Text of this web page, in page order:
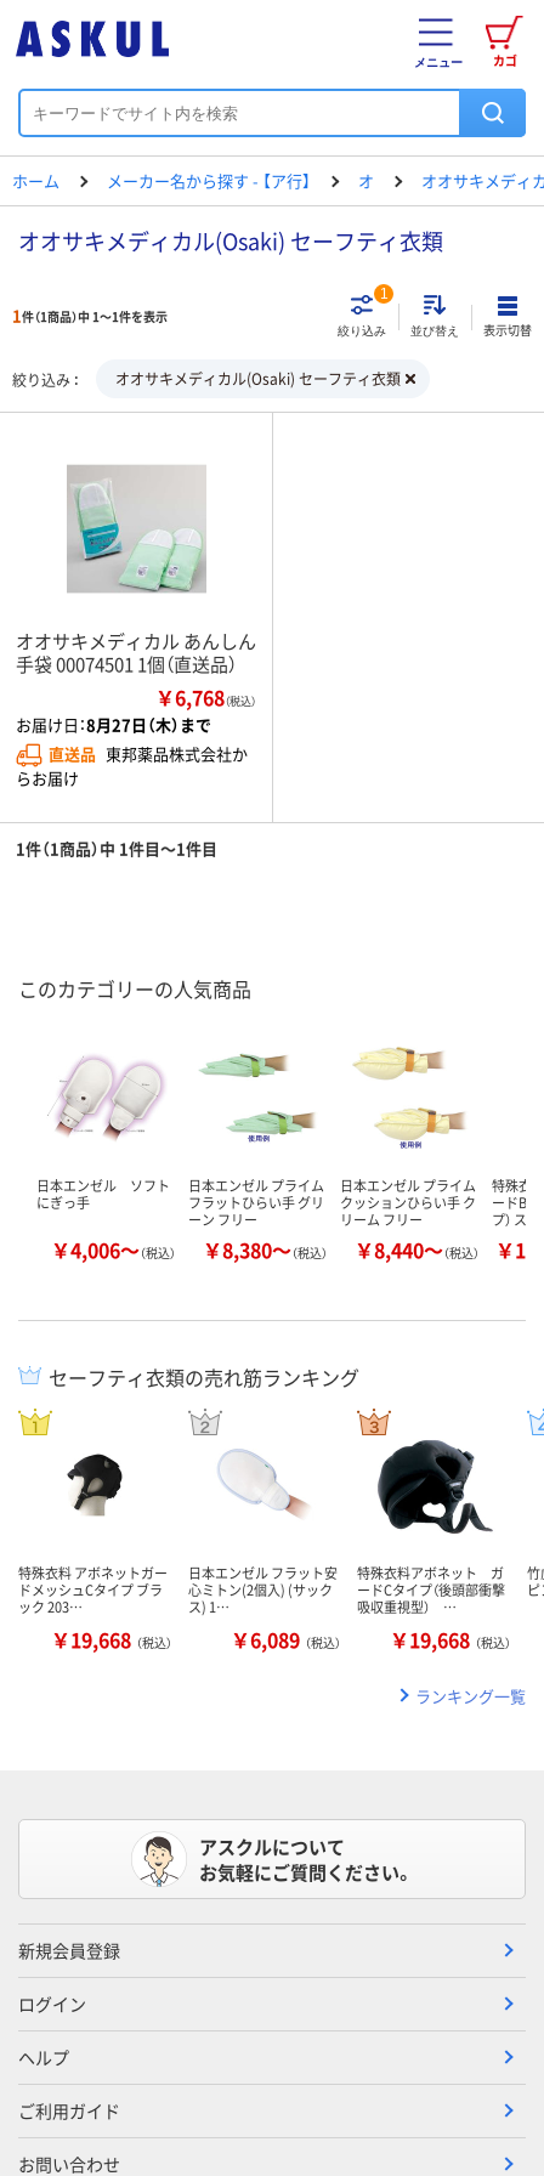
カゴ
メニュー
ホーム メーカー名から探す - 【ア行】 オ オオサキメディ
オオサキメディカル(Osaki) セーフティ衣類
1件（1商品）中 1～1件を表示
絞り込み
1
並び替え 表示切替
絞り込み オオサキメディカル(Osaki) セーフティ衣類
オオサキメディカル あんしん
手袋 00074501 1個（直送品）
￥6,768（税込）
お届け日：8月27日（木）まで
直送品 東邦薬品株式会社か
らお届け
1件（1商品）中 1件目～1件目
このカテゴリーの人気商品
日本エンゼル ソフト
にぎっ手
￥4,006～（税込）
日本エンゼル プライム
フラットひらい手 グリ
ーン フリー
￥8,380～（税込）
日本エンゼル プライム
クッションひらい手 ク
リーム フリー
￥8,440～（税込）
特殊衣
ードBタ
プ） ス
￥
セーフティ衣類の売れ筋ランキング
特殊衣料 アボネットガー
ドメッシュCタイプ ブラ
ック 203…
￥19,668 （税込）
日本エンゼル フラット安
心ミトン(2個入) (サック
ス) 1…
￥6,089 （税込）
特殊衣料アボネット ガ
ードCタイプ（後頭部衝撃
吸収重視型） …
￥19,668 （税込）
竹
ランキング一覧
アスクルについて
お気軽にご質問ください。
新規会員登録
ログイン
ヘルプ
ご利用ガイド
お問い合わせ